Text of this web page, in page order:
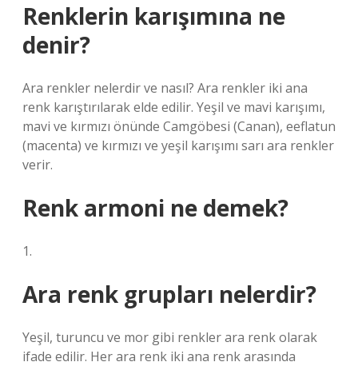
Renklerin karışımına ne
denir?
Ara renkler nelerdir ve nasıl? Ara renkler iki ana
renk karıştırılarak elde edilir. Yeşil ve mavi karışımı,
mavi ve kırmızı önünde Camgöbesi (Canan), eeflatun
(macenta) ve kırmızı ve yeşil karışımı sarı ara renkler
verir.
Renk armoni ne demek?
1.
Ara renk grupları nelerdir?
Yeşil, turuncu ve mor gibi renkler ara renk olarak
ifade edilir. Her ara renk iki ana renk arasında